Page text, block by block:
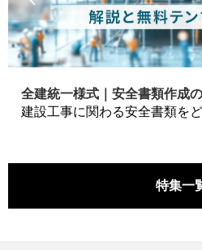
全建統一様式｜安全書類作成
特集一